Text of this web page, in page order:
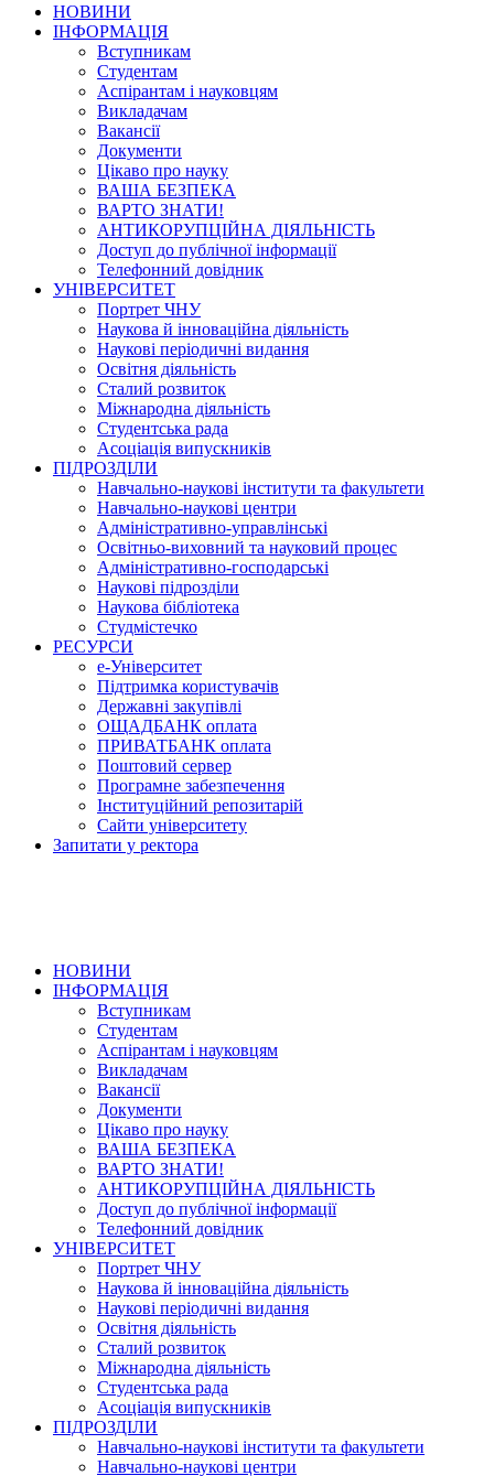
НОВИНИ
ІНФОРМАЦІЯ
Вступникам
Студентам
Аспірантам і науковцям
Викладачам
Вакансії
Документи
Цікаво про науку
ВАША БЕЗПЕКА
ВАРТО ЗНАТИ!
АНТИКОРУПЦІЙНА ДІЯЛЬНІСТЬ
Доступ до публічної інформації
Телефонний довідник
УНІВЕРСИТЕТ
Портрет ЧНУ
Наукова й інноваційна діяльність
Наукові періодичні видання
Освітня діяльність
Сталий розвиток
Міжнародна діяльність
Студентська рада
Асоціація випускників
ПІДРОЗДІЛИ
Навчально-наукові інститути та факультети
Навчально-наукові центри
Адміністративно-управлінські
Освітньо-виховний та науковий процес
Адміністративно-господарські
Наукові підрозділи
Наукова бібліотека
Студмістечко
РЕСУРСИ
е-Університет
Підтримка користувачів
Державні закупівлі
ОЩАДБАНК оплата
ПРИВАТБАНК оплата
Поштовий сервер
Програмне забезпечення
Інституційний репозитарій
Сайти університету
Запитати у ректора
НОВИНИ
ІНФОРМАЦІЯ
Вступникам
Студентам
Аспірантам і науковцям
Викладачам
Вакансії
Документи
Цікаво про науку
ВАША БЕЗПЕКА
ВАРТО ЗНАТИ!
АНТИКОРУПЦІЙНА ДІЯЛЬНІСТЬ
Доступ до публічної інформації
Телефонний довідник
УНІВЕРСИТЕТ
Портрет ЧНУ
Наукова й інноваційна діяльність
Наукові періодичні видання
Освітня діяльність
Сталий розвиток
Міжнародна діяльність
Студентська рада
Асоціація випускників
ПІДРОЗДІЛИ
Навчально-наукові інститути та факультети
Навчально-наукові центри